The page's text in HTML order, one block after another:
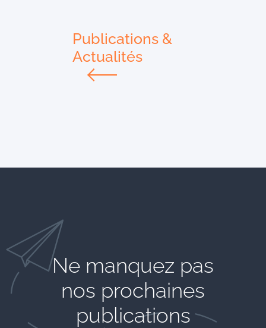
Publications &
Actualités
Ne manquez pas
nos prochaines
publications